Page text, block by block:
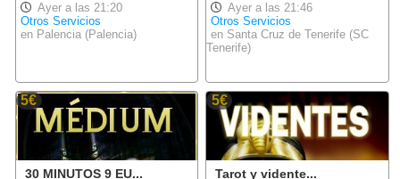
Ayer a las 21:20
Otros Servicios
en Palencia (Palencia)
Ayer a las 21:46
Otros Servicios
en Santa Cruz de Tenerife (SC
Tenerife)
5€
30 MINUTOS 9 EU...
5€
Tarot y vidente...